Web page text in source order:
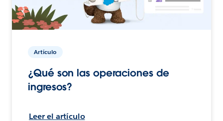
Artículo
¿Qué son las operaciones de
ingresos?
Leer el artículo